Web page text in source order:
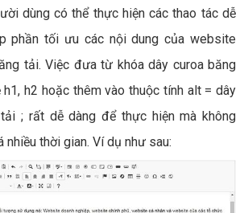
dùng có thể thực hiện các thao tác dễ
phần tối ưu các nội dung của website
tải. Việc đưa từ khóa dây curoa băng
h1, h2 hoặc thêm vào thuộc tính alt = dây
; rất dễ dàng để thực hiện mà không
nhiều thời gian. Ví dụ như sau: